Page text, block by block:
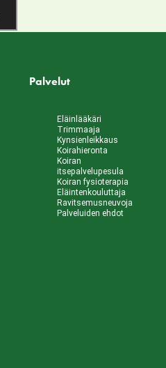
Palvelut
Eläinlääkäri
Trimmaaja
Kynsienleikkaus
Koirahieronta
Koiran
itsepalvelupesula
Koiran fysioterapia
Eläintenkouluttaja
Ravitsemusneuvoja
Palveluiden ehdot